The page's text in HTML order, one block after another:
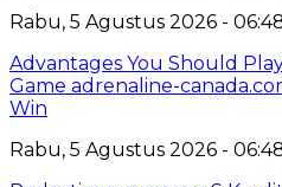
Rabu, 5 Agustus 2026 -
Advantages You Should
Game adrenaline-
Win
Rabu, 5 Agustus 2026 -